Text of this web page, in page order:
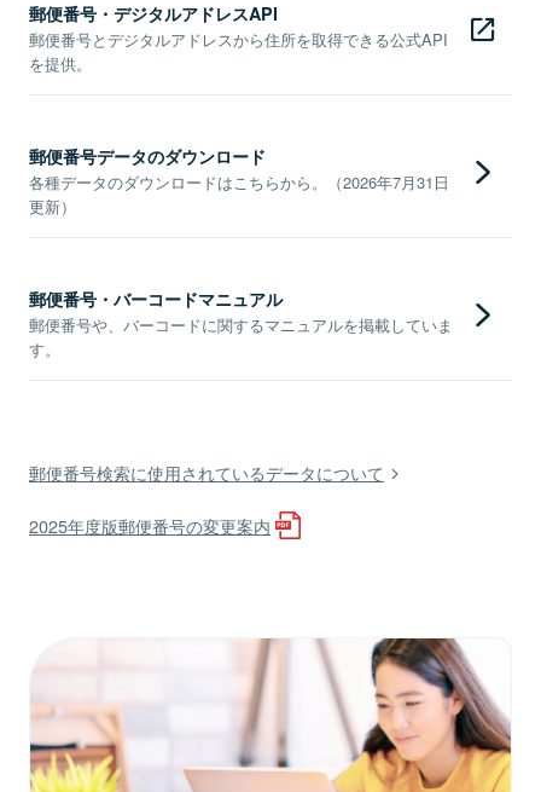
郵便番号・デジタルアドレスAPI
郵便番号とデジタルアドレスから住所を取得できる公式API
を提供。
郵便番号データのダウンロード
各種データのダウンロードはこちらから。（2026年7月31日
更新）
郵便番号・バーコードマニュアル
郵便番号や、バーコードに関するマニュアルを掲載していま
す。
郵便番号検索に使用されているデータについて
2025年度版郵便番号の変更案内